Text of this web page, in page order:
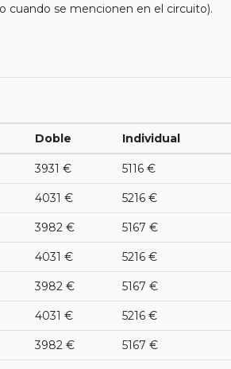
cuando se mencionen en el circuito).
Doble Individual
3931 € 5116 €
4031 € 5216 €
3982 € 5167 €
4031 € 5216 €
3982 € 5167 €
4031 € 5216 €
3982 € 5167 €